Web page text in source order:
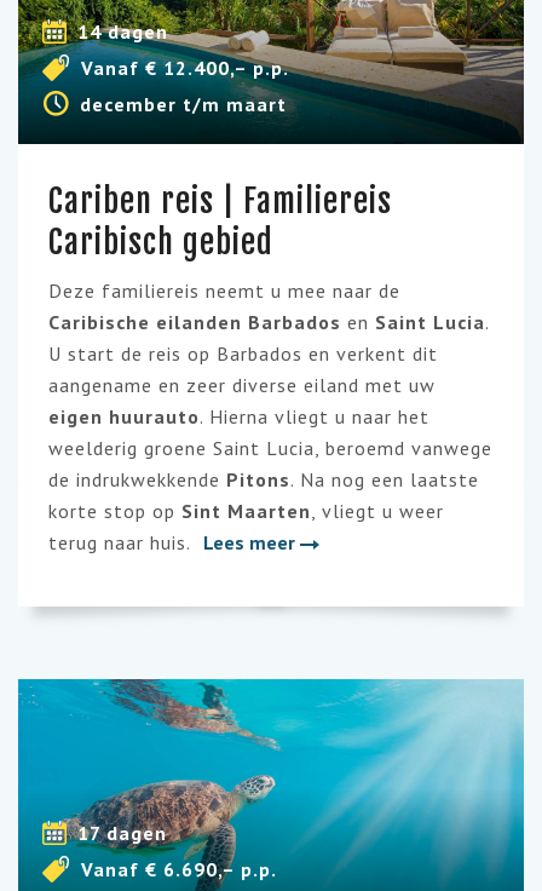
14 dagen
Vanaf € 12.400,– p.p.
december t/m maart
Cariben reis | Familiereis
Caribisch gebied
Deze familiereis neemt u mee naar de
Caribische eilanden Barbados en Saint Lucia.
U start de reis op Barbados en verkent dit
aangename en zeer diverse eiland met uw
eigen huurauto. Hierna vliegt u naar het
weelderig groene Saint Lucia, beroemd vanwege
de indrukwekkende Pitons. Na nog een laatste
korte stop op Sint Maarten, vliegt u weer
terug naar huis.
Lees meer
17 dagen
Vanaf € 6.690,– p.p.